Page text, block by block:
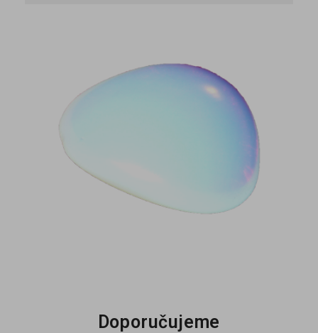
Doporučujeme